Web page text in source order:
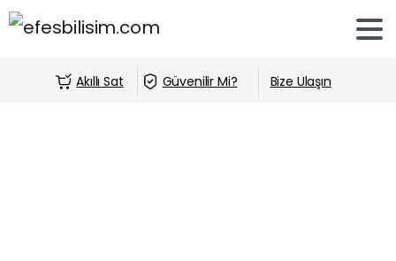
Akıllı Sat Güvenilir Mi? Bize Ulaşın